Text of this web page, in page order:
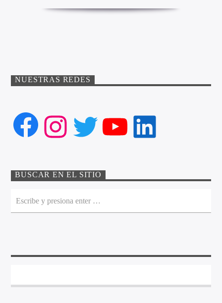
NUESTRAS REDES
Facebook
Instagram
Twitter
YouTube
LinkedIn
BUSCAR EN EL SITIO